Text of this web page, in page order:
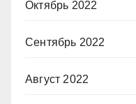
Октябрь 2022
Сентябрь 2022
Август 2022